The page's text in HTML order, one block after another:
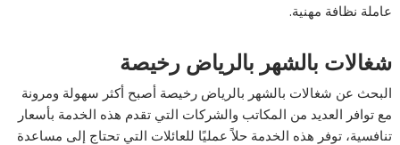
عاملة نظافة مهنية.
شغالات بالشهر بالرياض رخيصة
البحث عن شغالات بالشهر بالرياض رخيصة أصبح أكثر سهولة ومرونة
مع توافر العديد من المكاتب والشركات التي تقدم هذه الخدمة بأسعار
تنافسية، توفر هذه الخدمة حلاً عمليًا للعائلات التي تحتاج إلى مساعدة